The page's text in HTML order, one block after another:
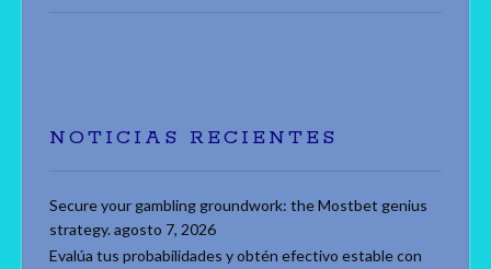
NOTICIAS RECIENTES
Secure your gambling groundwork: the Mostbet genius
strategy.agosto 7, 2026
Evalúa tus probabilidades y obtén efectivo estable con